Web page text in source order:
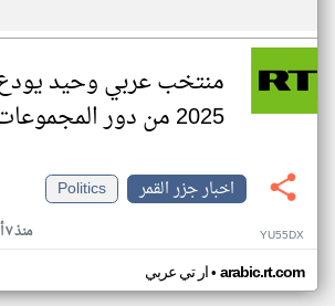
منتخب عربي وحيد
2025 من دور المجموعات
اخبار جزر القمر
Politics
منذ ٧ أشهر YU55DX
ار تي عربي• arabic.rt.com